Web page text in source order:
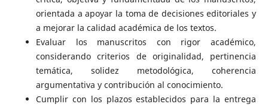
orientada a apoyar la toma de decisiones editoriales y
a mejorar la calidad académica de los textos.
Evaluar los manuscritos con rigor académico,
considerando criterios de originalidad, pertinencia
temática, solidez metodológica, coherencia
argumentativa y contribución al conocimiento.
Cumplir con los plazos establecidos para la entrega